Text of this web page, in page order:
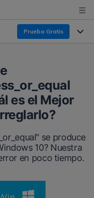
Prueba Gratis
sistema Mac
Nuevo
es el Mejor
se produce
10? Nuestra
en poco tiempo.